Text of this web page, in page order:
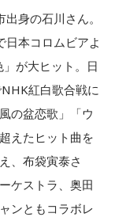
身の石川さん。
本コロムビアよ
が大ヒット。日
紅白歌合戦に
の盆恋歌」「ウ
えたヒット曲を
、布袋寅泰さ
ケストラ、奥田
ンともコラボレ